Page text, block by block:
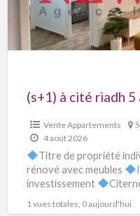
(s+1) à cité riadh 5
Vente Appartements
4 août 2026
Titre de propriété
rénové avec meubles
investissement
1 vues totales, 0 aujourd'hui